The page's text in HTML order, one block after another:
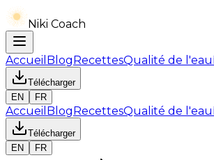
Niki Coach
Accueil BlogRecettesQualité de l'eau
Télécharger
EN
FR
Accueil BlogRecettesQualité de l'eau
Télécharger
EN
FR